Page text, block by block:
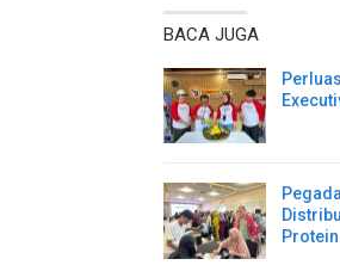
BACA JUGA